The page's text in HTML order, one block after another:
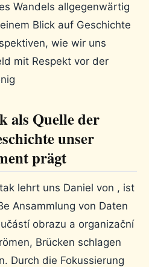
Wandels allgegenwärtig
Blick auf Geschichte
wie wir uns
mit Respekt vor der
als Quelle der
unser
prägt
lehrt uns Daniel von , ist
Ansammlung von Daten
obrazu a organizační
Brücken schlagen
Durch die Fokussierung